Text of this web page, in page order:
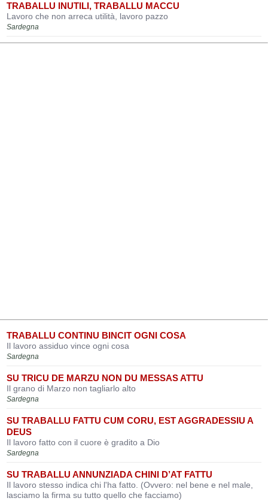
TRABALLU INUTILI, TRABALLU MACCU
Lavoro che non arreca utilità, lavoro pazzo
Sardegna
TRABALLU CONTINU BINCIT OGNI COSA
Il lavoro assiduo vince ogni cosa
Sardegna
SU TRICU DE MARZU NON DU MESSAS ATTU
Il grano di Marzo non tagliarlo alto
Sardegna
SU TRABALLU FATTU CUM CORU, EST AGGRADESSIU A
DEUS
Il lavoro fatto con il cuore è gradito a Dio
Sardegna
SU TRABALLU ANNUNZIADA CHINI D’AT FATTU
Il lavoro stesso indica chi l'ha fatto. (Ovvero: nel bene e nel male,
lasciamo la firma su tutto quello che facciamo)